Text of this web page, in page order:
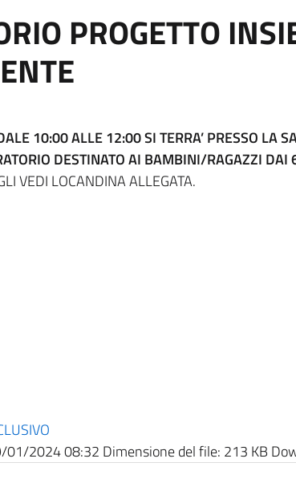
PROGETTO
10:00 ALLE 12:00 SI TERRA’ PRESSO LA
DESTINATO AI BAMBINI/RAGAZZI DAI
VEDI LOCANDINA ALLEGATA.
01/2024 08:32 Dimensione del file: 213 KB